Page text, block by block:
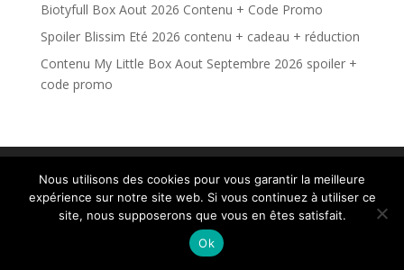
Biotyfull Box Aout 2026 Contenu + Code Promo
Spoiler Blissim Eté 2026 contenu + cadeau + réduction
Contenu My Little Box Aout Septembre 2026 spoiler +
code promo
Les meilleurs calendriers de
l'Avent 2026 pour Adultes
Nous utilisons des cookies pour vous garantir la meilleure
expérience sur notre site web. Si vous continuez à utiliser ce
site, nous supposerons que vous en êtes satisfait.
Ok